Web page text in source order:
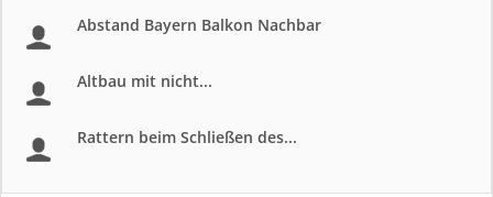
Abstand Bayern Balkon Nachbar
Altbau mit nicht...
Rattern beim Schließen des...